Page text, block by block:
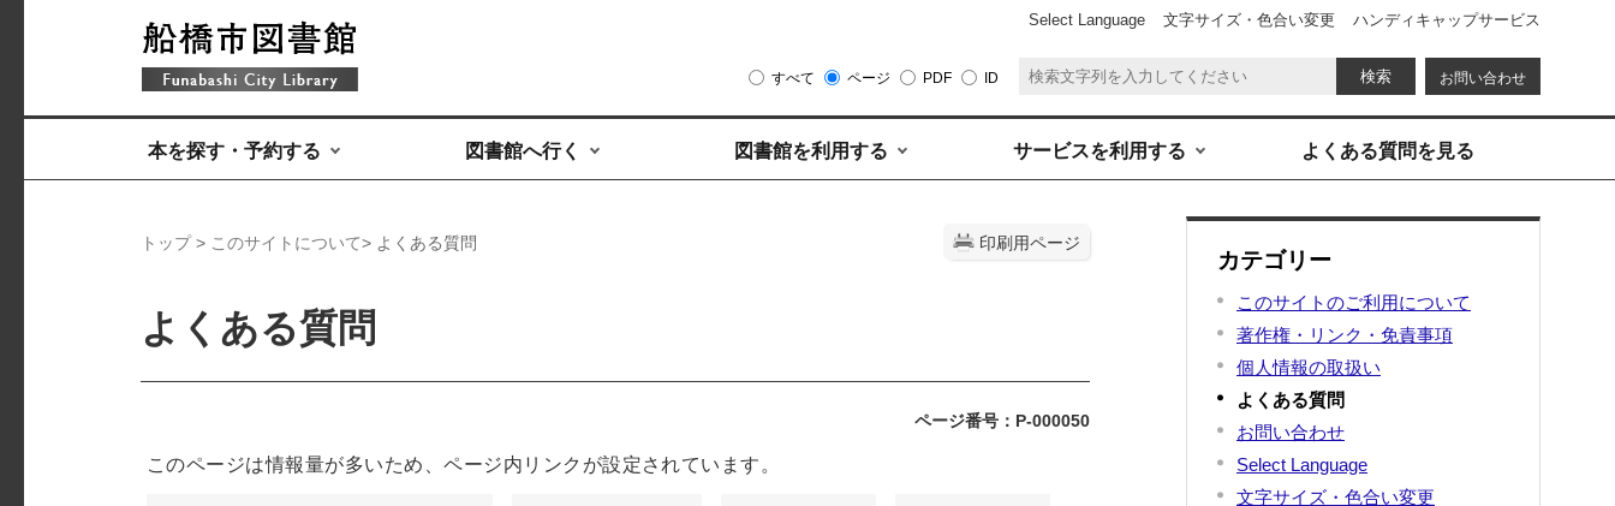
お問い合わせ
すべて ページ PDF ID
Select Language 文字サイズ・色合い変更 ハンディキャップサービス
本を探す・予約する 図書館へ行く 図書館を利用する サービスを利用する よくある質問を見る
印刷用ページ
トップ > このサイトについて> よくある質問
よくある質問
ページ番号：P-000050
このページは情報量が多いため、ページ内リンクが設定されています。
カテゴリー
このサイトのご利用について
著作権・リンク・免責事項
個人情報の取扱い
よくある質問
お問い合わせ
Select Language
文字サイズ・色合い変更